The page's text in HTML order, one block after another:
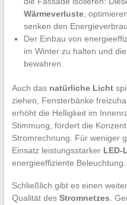
Wärmeverluste,
senken den
Der Einbau von
im Winter zu halten und
bewahren.
Auch das natürliche Licht
ziehen, Fensterbänke
erhöht die Helligkeit im
Stimmung, fördert die
Stromrechnung. Für weniger
Einsatz leistungsstarker LED-
energieeffiziente Beleuchtung.
Schließlich gibt es einen
Qualität des Stromnetzes .